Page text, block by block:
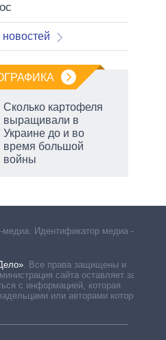
Сколько картофеля
выращивали в
Украине до и во
время большой
войны
Идентификатор медиа –
. Все права защищены и
сайта оставляет за
с информацией, которая
или авторами которой